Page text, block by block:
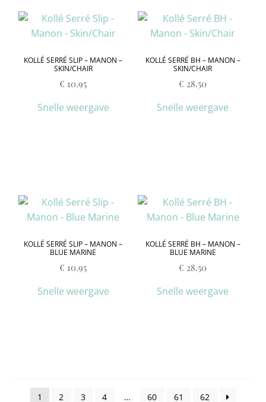
KOLLÉ SERRÉ SLIP – MANON –
SKIN/CHAIR
€ 10.95
Snelle weergave
KOLLÉ SERRÉ BH – MANON –
SKIN/CHAIR
€ 28.50
Snelle weergave
KOLLÉ SERRÉ SLIP – MANON –
BLUE MARINE
€ 10.95
Snelle weergave
KOLLÉ SERRÉ BH – MANON –
BLUE MARINE
€ 28.50
Snelle weergave
1 2 3 4 … 60 61 62